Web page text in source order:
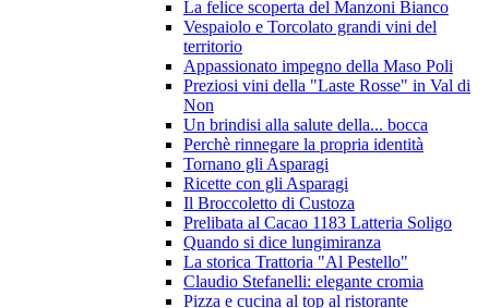
La felice scoperta del Manzoni Bianco
Vespaiolo e Torcolato grandi vini del
territorio
Appassionato impegno della Maso Poli
Preziosi vini della "Laste Rosse" in Val di
Non
Un brindisi alla salute della... bocca
Perchè rinnegare la propria identità
Tornano gli Asparagi
Ricette con gli Asparagi
Il Broccoletto di Custoza
Prelibata al Cacao 1183 Latteria Soligo
Quando si dice lungimiranza
La storica Trattoria "Al Pestello"
Claudio Stefanelli: elegante cromia
Pizza e cucina al top al ristorante